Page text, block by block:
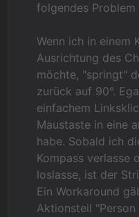
News &
folgendes
Wenn ich in einem
Ausrichtung des
möchte, "springt"
zurück auf 90°.
einfachem
Maustaste in eine
habe. Sobald ich
Kompass verlasse
loslasse, ist der
Ein Workaround
Aktionsteil